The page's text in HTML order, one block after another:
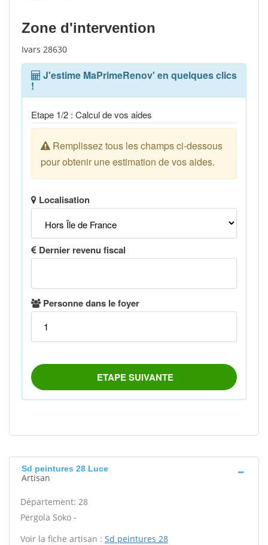
Zone d'intervention
Ivars 28630
Sd peintures 28 Luce
Artisan
Département: 28
Pergola Soko -
Voir la fiche artisan : Sd peintures 28